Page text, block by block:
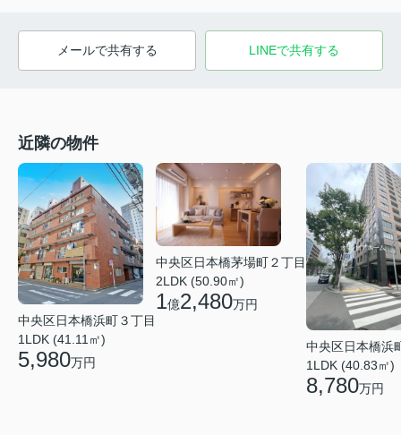
メールで共有する LINEで共有する
近隣の物件
中央区日本橋浜町３丁目
1LDK (41.11㎡)
5,980万円
中央区日本橋茅場町２丁目
2LDK (50.90㎡)
1億2,480万円
中央区日本橋浜
1LDK (40.83㎡)
8,780万円